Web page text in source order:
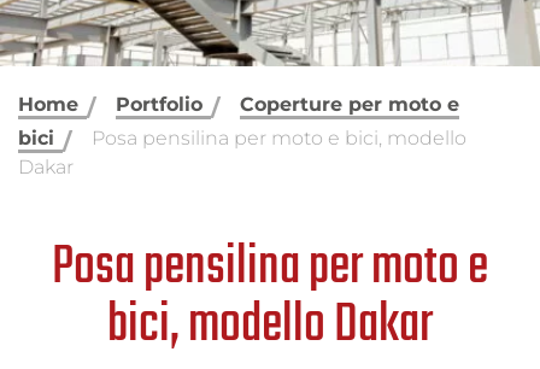
Home Portfolio
Coperture per moto e
bici
Posa pensilina per moto e bici, modello
Dakar
Posa pensilina per moto e
bici, modello Dakar